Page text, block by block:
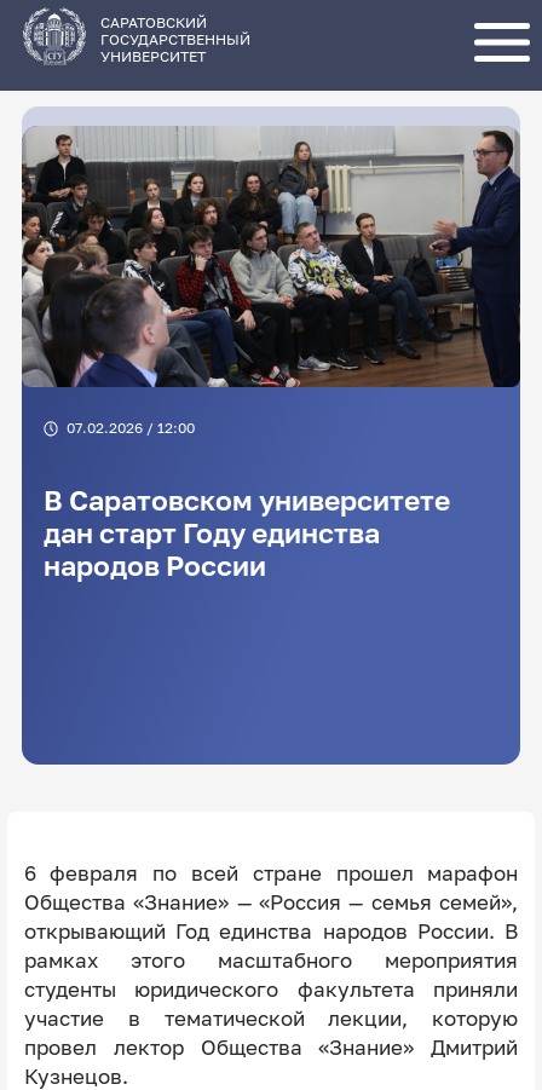
основному
содержанию
САРАТОВСКИЙ
ГОСУДАРСТВЕННЫЙ
УНИВЕРСИТЕТ
07.02.2026 / 12:00
В Саратовском университете
дан старт Году единства
народов России
6 февраля по всей стране прошел марафон
Общества «Знание» — «Россия — семья семей»,
открывающий Год единства народов России. В
рамках этого масштабного мероприятия
студенты юридического факультета приняли
участие в тематической лекции, которую
провел лектор Общества «Знание» Дмитрий
Кузнецов.